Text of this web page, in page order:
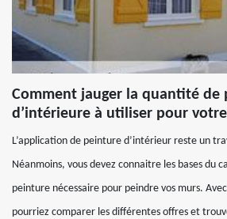
Comment jauger la quantité de
d’intérieure à utiliser pour
L’application de peinture d’intérieur reste un
Néanmoins, vous devez connaitre les bases du
peinture nécessaire pour peindre vos murs.
pourriez comparer les différentes offres et